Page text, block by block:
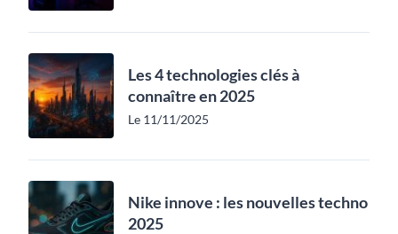
Les 4 technologies clés à
connaître en 2025
Le 11/11/2025
Nike innove : les nouvelles techno
2025